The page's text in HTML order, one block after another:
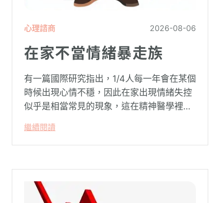
心理諮商 2026-08-06
在家不當情緒暴走族
有一篇國際研究指出，1/4人每一年會在某個
時候出現心情不穩，因此在家出現情緒失控
似乎是相當常見的現象，這在精神醫學裡不
系統在長久使用之下，突然在某一次需要處
理更高層次的資料時，電腦呈現當機現象，
造成重大影響。
繼續閱讀